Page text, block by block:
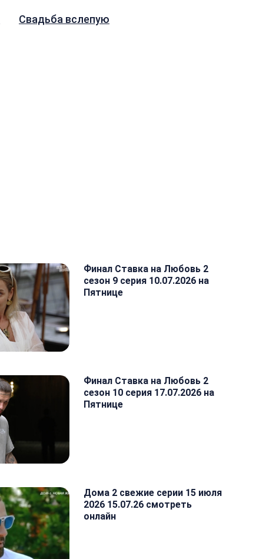
Свадьба вслепую
Финал Ставка на Любовь 2
сезон 9 серия 10.07.2026 на
Пятнице
Финал Ставка на Любовь 2
сезон 10 серия 17.07.2026 на
Пятнице
Дома 2 свежие серии 15 июля
2026 15.07.26 смотреть
онлайн